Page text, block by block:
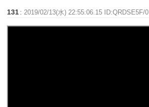
131 : 2019/02/13(水) 22:55:06.15 ID:QRDSE5F/0